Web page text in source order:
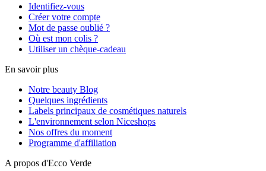
Identifiez-vous
Créer votre compte
Mot de passe oublié ?
Où est mon colis ?
Utiliser un chèque-cadeau
En savoir plus
Notre beauty Blog
Quelques ingrédients
Labels principaux de cosmétiques naturels
L'environnement selon Niceshops
Nos offres du moment
Programme d'affiliation
A propos d'Ecco Verde